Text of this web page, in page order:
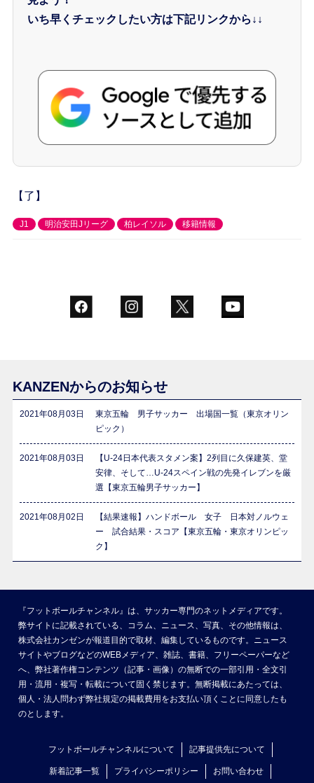
いち早くチェックしたい方は下記リンクから↓↓
【了】
J1 明治安田Jリーグ 柏レイソル 移籍情報
KANZENからのお知らせ
2021年08月03日
東京五輪 男子サッカー 出場国一覧（東京オリン
ピック）
2021年08月03日
【U-24日本代表スタメン案】2列目に久保建英、堂
安律、そして…U-24スペイン戦の先発イレブンを厳
選【東京五輪男子サッカー】
2021年08月02日
【結果速報】ハンドボール 女子 日本対ノルウェ
ー 試合結果・スコア【東京五輪・東京オリンピッ
ク】
『フットボールチャンネル』は、サッカー専門のネットメディアです。
弊サイトに記載されている、コラム、ニュース、写真、その他情報は、
株式会社カンゼンが報道目的で取材、編集しているものです。ニュース
サイトやブログなどのWEBメディア、雑誌、書籍、フリーペーパーなど
へ、弊社著作権コンテンツ（記事・画像）の無断での一部引用・全文引
用・流用・複写・転載について固く禁じます。無断掲載にあたっては、
個人・法人問わず弊社規定の掲載費用をお支払い頂くことに同意したも
のとします。
フットボールチャンネルについて 記事提供先について
新着記事一覧 プライバシーポリシー お問い合わせ